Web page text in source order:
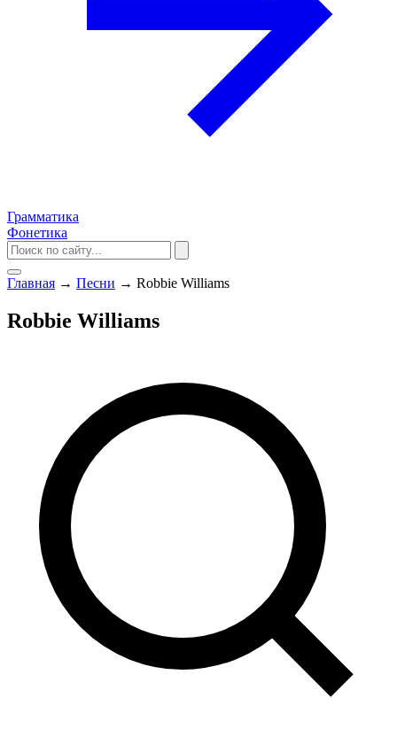
Грамматика
Фонетика
Главная → Песни → Robbie Williams
Robbie Williams